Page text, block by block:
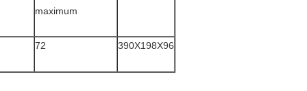
maximum
72 390X198X96